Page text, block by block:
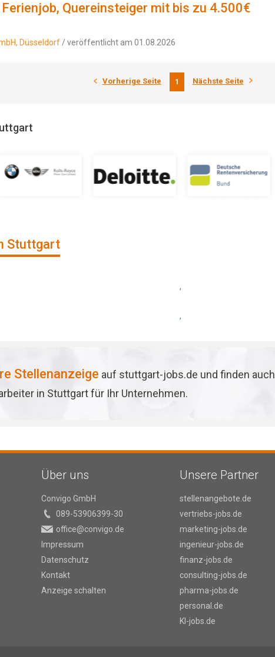
Quereinsteiger mit bis zu 4.500€
Düsseldorf / veröffentlicht am 01.08.2026
Vorherige Seite 1 Nächste Seite
Stuttgart
,
,
Stellenanzeige auf stuttgart-jobs.de und finden auch
in Stuttgart für Ihr Unternehmen.
Über uns
Convigo GmbH
089-53906399-30
office@convigo.de
Impressum
Datenschutz
Kontakt
Anzeige schalten
Unsere Partner
stellenangebote.de
vertriebs-jobs.de
marketing-jobs.de
ingenieur-jobs.de
finanz-jobs.de
consulting-jobs.de
pharma-jobs.de
personal.de
KI-jobs.de